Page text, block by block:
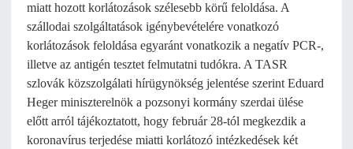
miatt hozott korlátozások szélesebb körű feloldása. A
szállodai szolgáltatások igénybevételére vonatkozó
korlátozások feloldása egyaránt vonatkozik a negatív PCR-,
illetve az antigén tesztet felmutatni tudókra. A TASR
szlovák közszolgálati hírügynökség jelentése szerint Eduard
Heger miniszterelnök a pozsonyi kormány szerdai ülése
előtt arról tájékoztatott, hogy február 28-tól megkezdik a
koronavírus terjedése miatti korlátozó intézkedések két